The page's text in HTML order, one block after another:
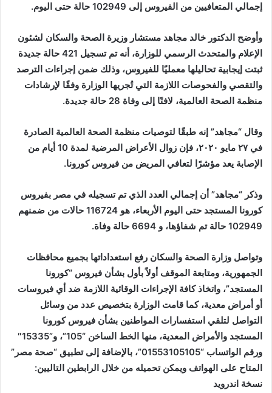
إجمالي المتعافيين من الفيروس إلى 102949 حالة حتى اليوم.
وأوضح الدكتور خالد مجاهد مستشار وزيرة الصحة والسكان لشئون
الإعلام والمتحدث الرسمي للوزارة، أنه تم تسجيل 421 حالة جديدة
ثبتت إيجابية تحاليلها معمليًا للفيروس، وذلك ضمن إجراءات الترصد
والتقصي والفحوصات اللازمة التي تُجريها الوزارة وفقًا لإرشادات
منظمة الصحة العالمية، لافتًا إلى وفاة 28 حالة جديدة.
وقال “مجاهد” إنه طبقًا لتوصيات منظمة الصحة العالمية الصادرة
في ٢٧ مايو ٢٠٢٠، فإن زوال الأعراض المرضية لمدة 10 أيام من
الإصابة يعد مؤشرًا لتعافي المريض من فيروس كورونا.
وذكر “مجاهد” أن إجمالي العدد الذي تم تسجيله في مصر بفيروس
كورونا المستجد حتى اليوم الأربعاء، هو 116724 حالات من ضمنهم
102949 حالة تم شفاؤها، و 6694 حالة وفاة.
وتواصل وزارة الصحة والسكان رفع استعداداتها بجميع محافظات
الجمهورية، ومتابعة الموقف أولاً بأول بشأن فيروس “كورونا
المستجد”، واتخاذ كافة الإجراءات الوقائية اللازمة ضد أي فيروسات
أو أمراض معدية، كما قامت الوزارة بتخصيص عدد من وسائل
التواصل لتلقي استفسارات المواطنين بشأن فيروس كورونا
المستجد والأمراض المعدية، منها الخط الساخن “105”، و”15335″
ورقم الواتساب “01553105105”، بالإضافة إلى تطبيق “صحة مصر”
المتاح على الهواتف ويمكن تحميله من خلال الرابطين التاليين:
نسخة اندرويد